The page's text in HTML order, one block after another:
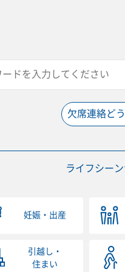
欠席連絡ど
ライフシー
妊娠・出産
引越し・
住まい